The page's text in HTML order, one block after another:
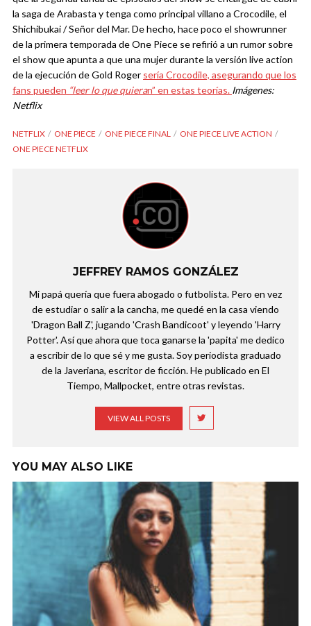
la saga de Arabasta y tenga como principal villano a Crocodile, el
Shichibukai / Señor del Mar. De hecho, hace poco el showrunner
de la primera temporada de One Piece se refirió a un rumor sobre
el show que apunta a que una mujer durante la versión live action
de la ejecución de Gold Roger sería Crocodile, asegurando que los
fans pueden “leer lo que quieran” en estas teorías. Imágenes:
Netflix
NETFLIX ONE PIECE ONE PIECE FINAL
ONE PIECE LIVE ACTION
ONE PIECE NETFLIX
JEFFREY RAMOS GONZÁLEZ
Mi papá quería que fuera abogado o futbolista. Pero en vez
de estudiar o salir a la cancha, me quedé en la casa viendo
'Dragon Ball Z', jugando 'Crash Bandicoot' y leyendo 'Harry
Potter'. Así que ahora que toca ganarse la 'papita' me dedico
a escribir de lo que sé y me gusta. Soy periodista graduado
de la Javeriana, escritor de ficción. He publicado en El
Tiempo, Mallpocket, entre otras revistas.
VIEW ALL POSTS
YOU MAY ALSO LIKE